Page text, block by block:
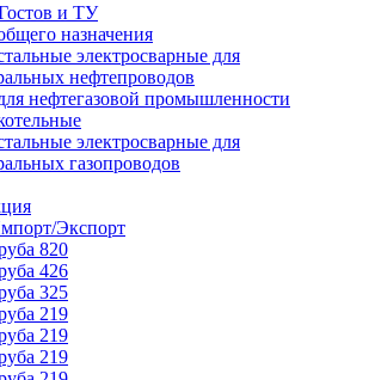
и ТУ
назначения
электросварные для
нефтепроводов
нефтегазовой промышленности
электросварные для
газопроводов
Экспорт
820
426
325
219
219
219